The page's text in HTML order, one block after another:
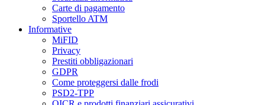
Carte di pagamento
Sportello ATM
Informative
MiFID
Privacy
Prestiti obbligazionari
GDPR
Come proteggersi dalle frodi
PSD2-TPP